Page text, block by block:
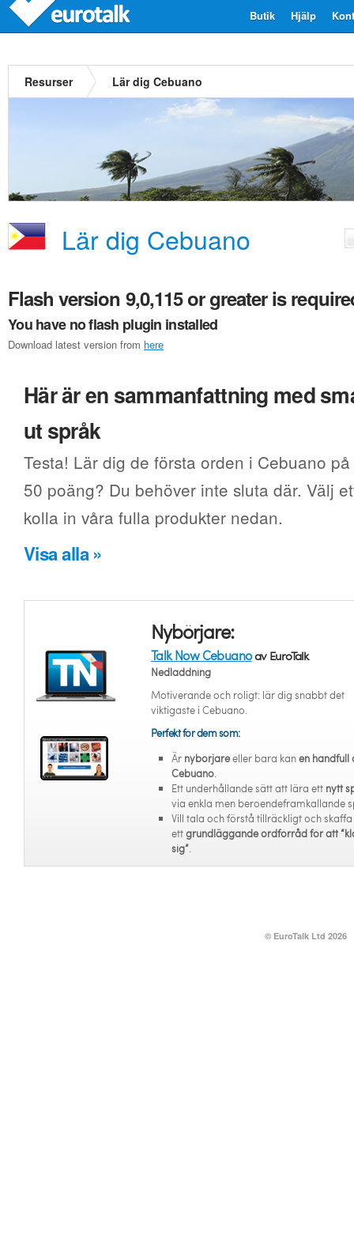
Hjälp
Butik
Resurser Lär dig Cebuano
Lär dig Cebuano
Flash version 9,0,115 or greater is
You have no flash plugin installed
Download latest version from here
Här är en sammanfattning med
ut språk
Testa! Lär dig de första orden i Cebuano
50 poäng? Du behöver inte sluta där. Välj
kolla in våra fulla produkter nedan.
Visa alla »
Nybörjare:
Talk Now Cebuanoav EuroTalk
Nedladdning
Motiverande och roligt: lär dig snabbt det
viktigaste i Cebuano.
Perfekt för dem som:
Är nybörjareeller bara kanen handfull
Cebuano.
Ett underhållande sätt att lära ett nytt
via enkla men beroendeframkallande
Vill tala och förstå tillräckligt och
ettgrundläggande ordförråd för att
sig”.
© EuroTalk Ltd 2026